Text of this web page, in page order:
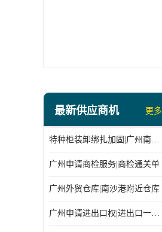
最新供应商机 更多
特种柜装卸绑扎加固|广州南沙仓库装卸
广州申请商检服务|商检通关单
广州外贸仓库|南沙港附近仓库
广州申请进出口权|进出口一站式